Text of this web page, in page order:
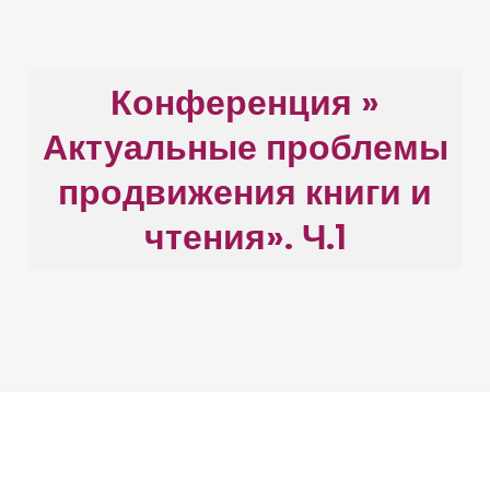
Конференция »
Актуальные проблемы
продвижения книги и
чтения». Ч.1